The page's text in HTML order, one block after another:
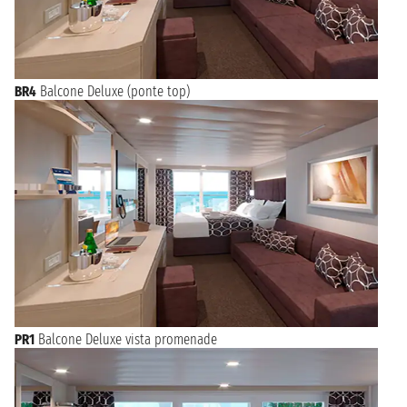
BR4 Balcone Deluxe (ponte top)
PR1 Balcone Deluxe vista promenade